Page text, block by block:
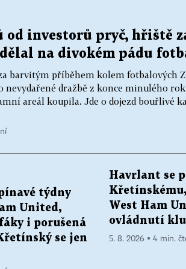
investorů pryč, hřiště
na divokém pádu
barvitým příběhem kolem fotbalových
nevydařené dražbě z konce minulého
areál koupila. Jde o dojezd bouřlivé
týdny
United,
i porušená
se jen
Havrlant se
West Ham
ovládnutí
5. 8. 2026 ▪ 4 min.